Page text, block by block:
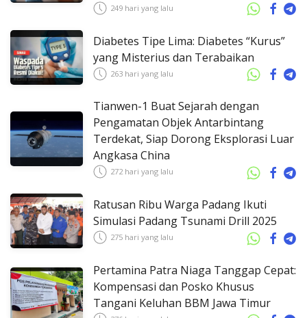
249 hari yang lalu
Diabetes Tipe Lima: Diabetes “Kurus”
yang Misterius dan Terabaikan
263 hari yang lalu
Tianwen-1 Buat Sejarah dengan
Pengamatan Objek Antarbintang
Terdekat, Siap Dorong Eksplorasi Luar
Angkasa China
272 hari yang lalu
Ratusan Ribu Warga Padang Ikuti
Simulasi Padang Tsunami Drill 2025
275 hari yang lalu
Pertamina Patra Niaga Tanggap Cepat:
Kompensasi dan Posko Khusus
Tangani Keluhan BBM Jawa Timur